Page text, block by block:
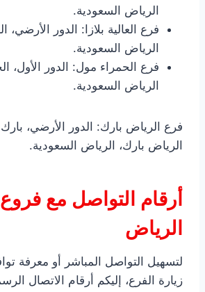
الرياض السعودية.
فرع العالية بلازا: الدور الأرضي،
الرياض السعودية.
فرع الحمراء مول: الدور الأول،
الرياض السعودية.
فرع الرياض بارك: الدور الأرضي، بارك
الرياض بارك، الرياض السعودية.
أرقام التواصل مع فروع
الرياض
لتسهيل التواصل المباشر أو معرفة
زيارة الفرع، إليكم أرقام الاتصال